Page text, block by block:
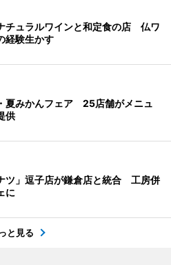
チュラルワインと和定食の店 仏ワ
経験生かす
夏みかんフェア 25店舗がメニュ
供
ツ」逗子店が鎌倉店と統合 工房併
に
と見る